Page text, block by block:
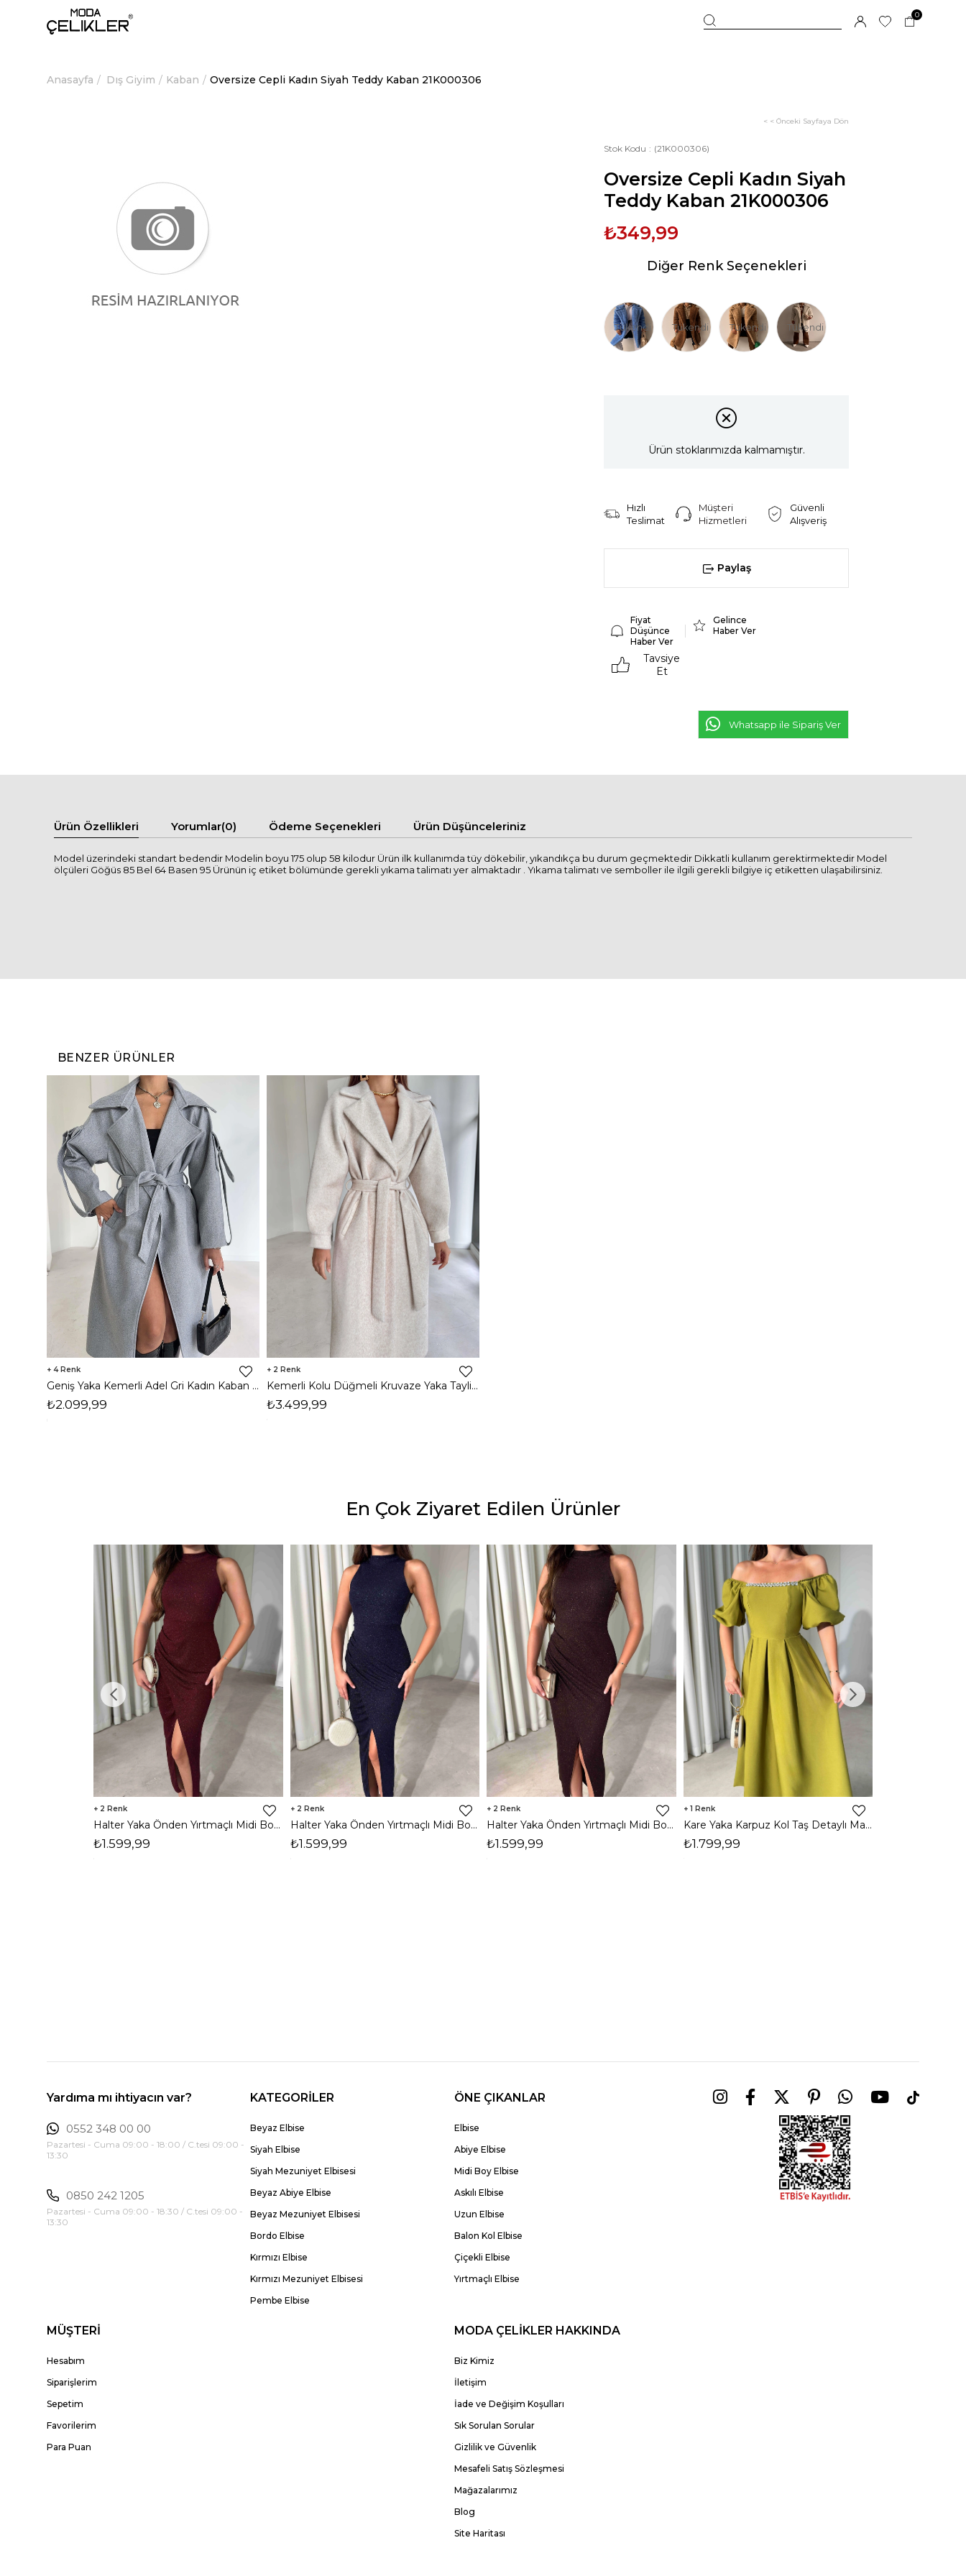
0
Anasayfa Dış Giyim Kaban Oversize Cepli Kadın Siyah Teddy Kaban 21K000306
< < Önceki Sayfaya Dön
Stok Kodu (21K000306)
Oversize Cepli Kadın Siyah
Teddy Kaban 21K000306
₺349,99
Diğer Renk Seçenekleri
Tükendi Tükendi Tükendi Tükendi
Ürün stoklarımızda kalmamıştır.
Hızlı
Teslimat
Müşteri
Hizmetleri
Güvenli
Alışveriş
Paylaş
Fiyat
Düşünce
Haber Ver
Gelince
Haber Ver
Tavsiye
Et
Whatsapp ile Sipariş Ver
Ürün Özellikleri Yorumlar(0) Ödeme Seçenekleri Ürün Düşünceleriniz
Model üzerindeki standart bedendir Modelin boyu 175 olup 58 kilodur Ürün ilk kullanımda tüy dökebilir, yıkandıkça bu durum geçmektedir Dikkatli kullanım gerektirmektedir Model
ölçüleri Göğüs 85 Bel 64 Basen 95 Ürünün iç etiket bölümünde gerekli yıkama talimatı yer almaktadır . Yıkama talimatı ve semboller ile ilgili gerekli bilgiye iç etiketten ulaşabilirsiniz.
BENZER ÜRÜNLER
4
Geniş Yaka Kemerli Adel Gri Kadın Kaban 26K002
₺2.099,99
2
Kemerli Kolu Düğmeli Kruvaze Yaka Tayline Bej Kadın Kaban 26K104
₺3.499,99
En Çok Ziyaret Edilen Ürünler
2
Halter Yaka Önden Yırtmaçlı Midi Boy Bordo Hasre Kadın Elbise 26Y502
₺1.599,99
2
Halter Yaka Önden Yırtmaçlı Midi Boy Lacivert Hasre Kadın Elbise 26Y502
₺1.599,99
2
Halter Yaka Önden Yırtmaçlı Midi Boy Kahverengi Hasre Kadın Elbise 26Y502
₺1.599,99
1
Kare Yaka Karpuz Kol Taş Detaylı Maxi Yağ Yeşili Civo Kadın Elbise 206Y501
₺1.799,99
Yardıma mı ihtiyacın var?
0552 348 00 00
Pazartesi - Cuma 09:00 - 18:00 / C.tesi 09:00 -
13:30
0850 242 1205
Pazartesi - Cuma 09:00 - 18:30 / C.tesi 09:00 -
13:30
KATEGORİLER
Beyaz Elbise
Siyah Elbise
Siyah Mezuniyet Elbisesi
Beyaz Abiye Elbise
Beyaz Mezuniyet Elbisesi
Bordo Elbise
Kırmızı Elbise
Kırmızı Mezuniyet Elbisesi
Pembe Elbise
ÖNE ÇIKANLAR
Elbise
Abiye Elbise
Midi Boy Elbise
Askılı Elbise
Uzun Elbise
Balon Kol Elbise
Çiçekli Elbise
Yırtmaçlı Elbise
MÜŞTERİ
Hesabım
Siparişlerim
Sepetim
Favorilerim
Para Puan
MODA ÇELİKLER HAKKINDA
Biz Kimiz
İletişim
İade ve Değişim Koşulları
Sık Sorulan Sorular
Gizlilik ve Güvenlik
Mesafeli Satış Sözleşmesi
Mağazalarımız
Blog
Site Haritası